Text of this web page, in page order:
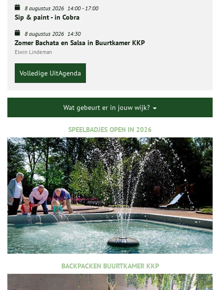
8 augustus 2026 14:00-17:00
Sip & paint - in Cobra
8 augustus 2026 14:30
Zomer Bachata en Salsa in Buurtkamer KKP
Elwin Lindeman
Volledige UitAgenda
Wat gebeurt er in jouw wijk?
SPEELBADJES OPEN IN 2026
BACKPACKEN BUURTKAMER KKP